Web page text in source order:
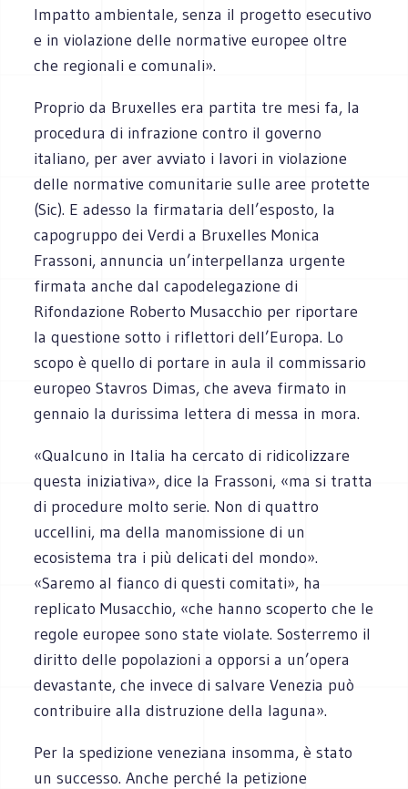
Impatto ambientale, senza il progetto esecutivo
e in violazione delle normative europee oltre
che regionali e comunali».
Proprio da Bruxelles era partita tre mesi fa, la
procedura di infrazione contro il governo
italiano, per aver avviato i lavori in violazione
delle normative comunitarie sulle aree protette
(Sic). E adesso la firmataria dell’esposto, la
capogruppo dei Verdi a Bruxelles Monica
Frassoni, annuncia un’interpellanza urgente
firmata anche dal capodelegazione di
Rifondazione Roberto Musacchio per riportare
la questione sotto i riflettori dell’Europa. Lo
scopo è quello di portare in aula il commissario
europeo Stavros Dimas, che aveva firmato in
gennaio la durissima lettera di messa in mora.
«Qualcuno in Italia ha cercato di ridicolizzare
questa iniziativa», dice la Frassoni, «ma si tratta
di procedure molto serie. Non di quattro
uccellini, ma della manomissione di un
ecosistema tra i più delicati del mondo».
«Saremo al fianco di questi comitati», ha
replicato Musacchio, «che hanno scoperto che le
regole europee sono state violate. Sosterremo il
diritto delle popolazioni a opporsi a un’opera
devastante, che invece di salvare Venezia può
contribuire alla distruzione della laguna».
Per la spedizione veneziana insomma, è stato
un successo. Anche perché la petizione